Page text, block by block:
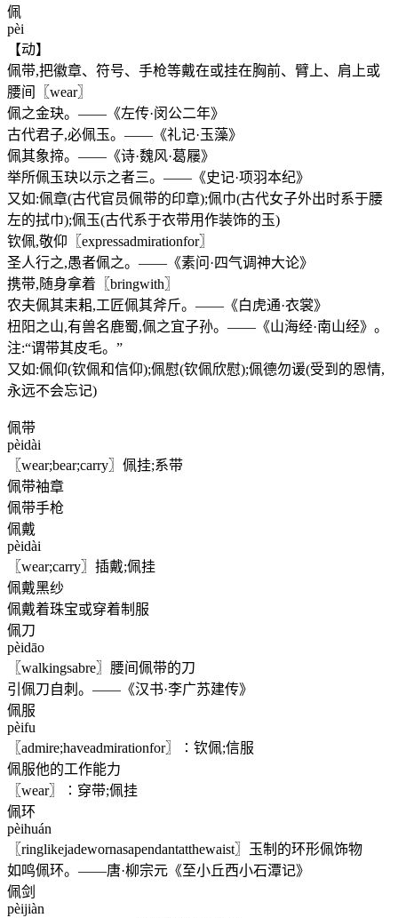
佩
pèi
【动】
佩带,把徽章、符号、手枪等戴在或挂在胸前、臂上、肩上或
腰间〖wear〗
佩之金玦。——《左传·闵公二年》
古代君子,必佩玉。——《礼记·玉藻》
佩其象揥。——《诗·魏风·葛屦》
举所佩玉玦以示之者三。——《史记·项羽本纪》
又如:佩章(古代官员佩带的印章);佩巾(古代女子外出时系于腰
左的拭巾);佩玉(古代系于衣带用作装饰的玉)
钦佩,敬仰〖expressadmirationfor〗
圣人行之,愚者佩之。——《素问·四气调神大论》
携带,随身拿着〖bringwith〗
农夫佩其耒耜,工匠佩其斧斤。——《白虎通·衣裳》
杻阳之山,有兽名鹿蜀,佩之宜子孙。——《山海经·南山经》。
注:“谓带其皮毛。”
又如:佩仰(钦佩和信仰);佩慰(钦佩欣慰);佩德勿谖(受到的恩情,
永远不会忘记)
佩带
pèidài
〖wear;bear;carry〗佩挂;系带
佩带袖章
佩带手枪
佩戴
pèidài
〖wear;carry〗插戴;佩挂
佩戴黑纱
佩戴着珠宝或穿着制服
佩刀
pèidāo
〖walkingsabre〗腰间佩带的刀
引佩刀自刺。——《汉书·李广苏建传》
佩服
pèifu
〖admire;haveadmirationfor〗∶钦佩;信服
佩服他的工作能力
〖wear〗∶穿带;佩挂
佩环
pèihuán
〖ringlikejadewornasapendantatthewaist〗玉制的环形佩饰物
如鸣佩环。——唐·柳宗元《至小丘西小石潭记》
佩剑
pèijiàn